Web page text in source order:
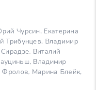
Чурсин, Екатерина
Трибунцев, Владимир
Виталий
Владимир
Фролов, Марина Блейк,